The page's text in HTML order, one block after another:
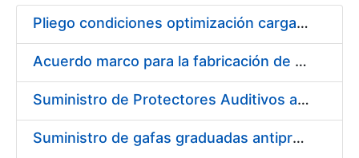
Erakutsi/Ezkutatu
Pliego condiciones optimización cargas compras firmado
Acuerdo marco para la fabricación de piezas
Suministro de Protectores Auditivos a medida para las personas trabajadoras de los Centros de Trabajo de Madrid y Burgos
Suministro de gafas graduadas antiproyecciones para los trabajadores de la FNMT-RCM en los centros de trabajo de Madrid y Burgos